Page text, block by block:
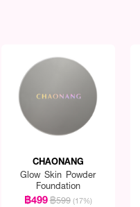
CHAONANG
Glow Skin Powder
Foundation
฿499฿599 (17%)